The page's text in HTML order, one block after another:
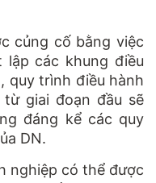
củng cố bằng việc
các khung điều
quy trình điều hành
giai đoạn đầu sẽ
đáng kể các quy
DN.
nghiệp có thể được